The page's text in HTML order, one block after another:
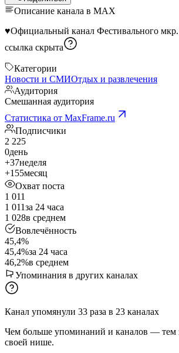
Описание канала в MAX
♥️Официальный канал Фестивального
ссылка скрыта
Категории
Новости и СМИОтдых и развлечения
Аудитория
Смешанная аудитория
Статистика от MaxFrame.ru
Подписчики
2 225
0день
+37неделя
+155месяц
Охват поста
1 011
1 011за 24 часа
1 028в среднем
Вовлечённость
45,4%
45,4%за 24 часа
46,2%в среднем
Упоминания в других каналах
Канал упомянули 33 раза в 23 каналах
Чем больше упоминаний и каналов — тем
своей нише.